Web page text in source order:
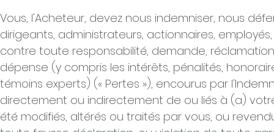
Vous, l'Acheteur, devez nous indemniser, nous
dirigeants, administrateurs, actionnaires,
contre toute responsabilité, demande,
dépense (y compris les intérêts, pénalités,
témoins experts) (« Pertes »), encourus par
directement ou indirectement de ou liés à (a)
été modifiés, altérés ou traités par vous, ou